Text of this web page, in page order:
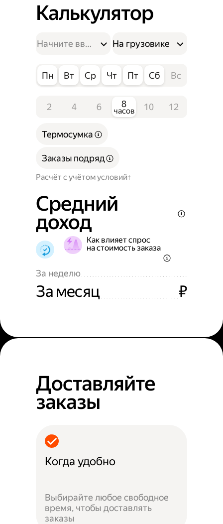
Калькулятор
На грузовике
Пн Вт Ср Чт Пт Сб Вс
2 4 6 8
часов 10 12
Расчёт с учётом условий
Термосумка
Заказы подряд
Средний
доход
Как влияет спрос
на стоимость заказа
За неделю
За месяц ₽
Доставляйте
заказы
Когда удобно
Выбирайте любое свободное
время, чтобы доставлять
заказы